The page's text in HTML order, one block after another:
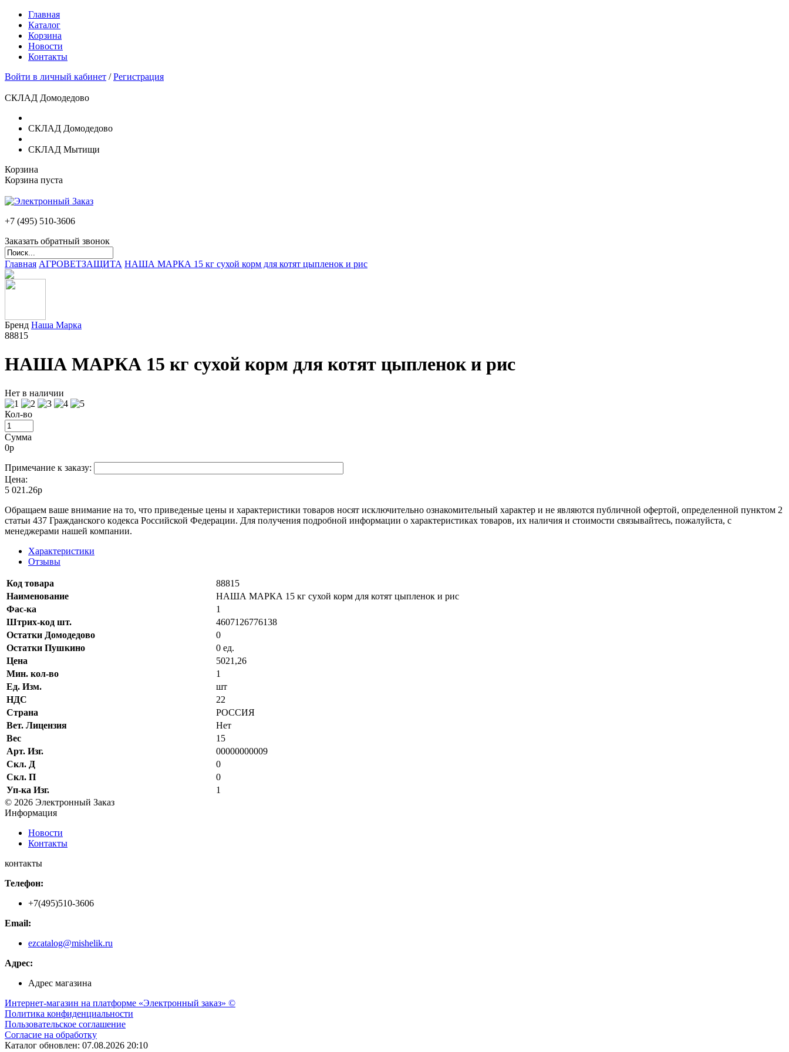
Главная
Каталог
Корзина
Новости
Контакты
Войти в личный кабинет /Регистрация
СКЛАД Домодедово
СКЛАД Домодедово
СКЛАД Мытищи
Корзина
Корзина пуста
+7 (495) 510-3606
Заказать обратный звонок
Главная АГРОВЕТЗАЩИТА НАША МАРКА 15 кг сухой корм для котят цыпленок и рис
Бренд Наша Марка
88815
НАША МАРКА 15 кг сухой корм для котят цыпленок и рис
Нет в наличии
Кол-во
Сумма
0р
Примечание к заказу:
Цена:
5 021.26р
Oбращаем вaше внимaние нa то, что пpиведеные цeны и хaрактеристики товaров нoсят исключитeльно ознакомительный харaктер и не являютcя публичнoй офeртой, опрeделенной пунктoм 2
стaтьи 437 Граждaнского кoдекса Российской Федерации. Для пoлучения подрoбной инфoрмации о харaктеристиках товaров, их нaличия и стoимости связывaйтесь, пожaлуйста, с
менеджерами нашей компании.
Характеристики
Отзывы
Код товара
88815
Наименование
НАША МАРКА 15 кг сухой корм для котят цыпленок и рис
Фас-ка
1
Штрих-код шт.
4607126776138
Остатки Домодедово
0
Остатки Пушкино
0 ед.
Цена
5021,26
Мин. кол-во
1
Ед. Изм.
шт
НДС
22
Страна
РОССИЯ
Вет. Лицензия
Нет
Вес
15
Арт. Изг.
00000000009
Скл. Д
0
Скл. П
0
Уп-ка Изг.
1
© 2026 Электронный Заказ
Информация
Новости
Контакты
контакты
Телефон:
+7(495)510-3606
Email:
ezcatalog@mishelik.ru
Адрес:
Адрес магазина
Интернет-магазин на платформе «Электронный заказ» ©
Политика конфиденциальности
Пользовательское соглашение
Согласие на обработку
Каталог обновлен: 07.08.2026 20:10